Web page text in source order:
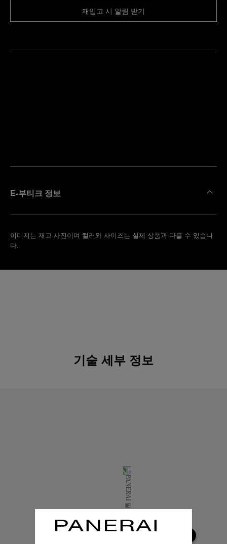
재입고 시 알림 받기
E-부티크 정보
이미지는 재고 사진이며 컬러와 사이즈는 실제 상품과 다를 수 있습니
다.
기술 세부 정보